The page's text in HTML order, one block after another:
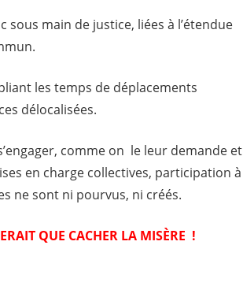
main de justice, liées à l’étendue
les temps de déplacements
délocalisées.
comme on le leur demande et
en charge collectives, participation à
ne sont ni pourvus, ni créés.
QUE CACHER LA MISÈRE !